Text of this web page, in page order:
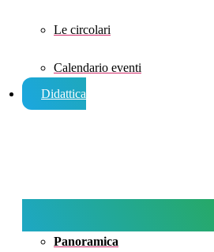
Le circolari
Calendario eventi
Didattica
Panoramica